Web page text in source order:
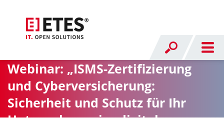
Webinar: „ISMS-Zertifizierung
und Cyberversicherung:
Sicherheit und Schutz für Ihr
Unternehmen im digitalen